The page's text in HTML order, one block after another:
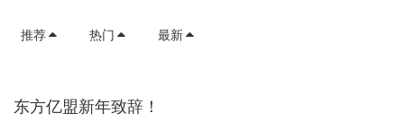
推荐 热门 最新
东方亿盟新年致辞！